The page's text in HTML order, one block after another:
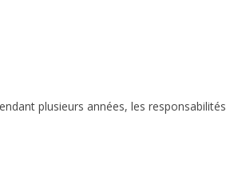
plusieurs années, les responsabilités